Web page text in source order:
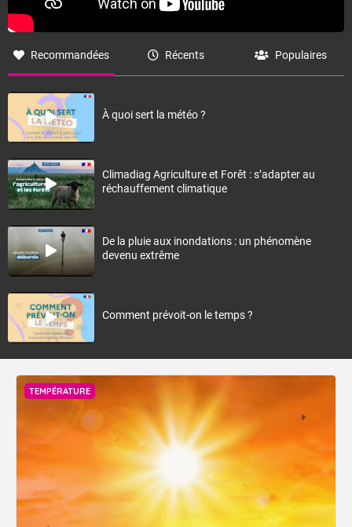
Recommandées Récents Populaires
À quoi sert la météo ?
Climadiag Agriculture et Forêt : s’adapter au
réchauffement climatique
De la pluie aux inondations : un phénomène
devenu extrême
Comment prévoit-on le temps ?
TEMPÉRATURE